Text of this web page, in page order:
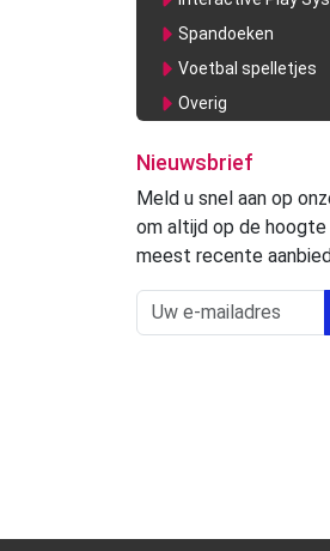
Spandoeken
Voetbal spelletjes
Overig
Nieuwsbrief
Meld u snel aan op
om altijd op de hoogte
meest recente